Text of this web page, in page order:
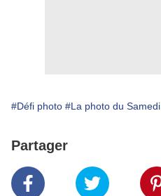
#Défi photo #La photo du Samedi
Partager